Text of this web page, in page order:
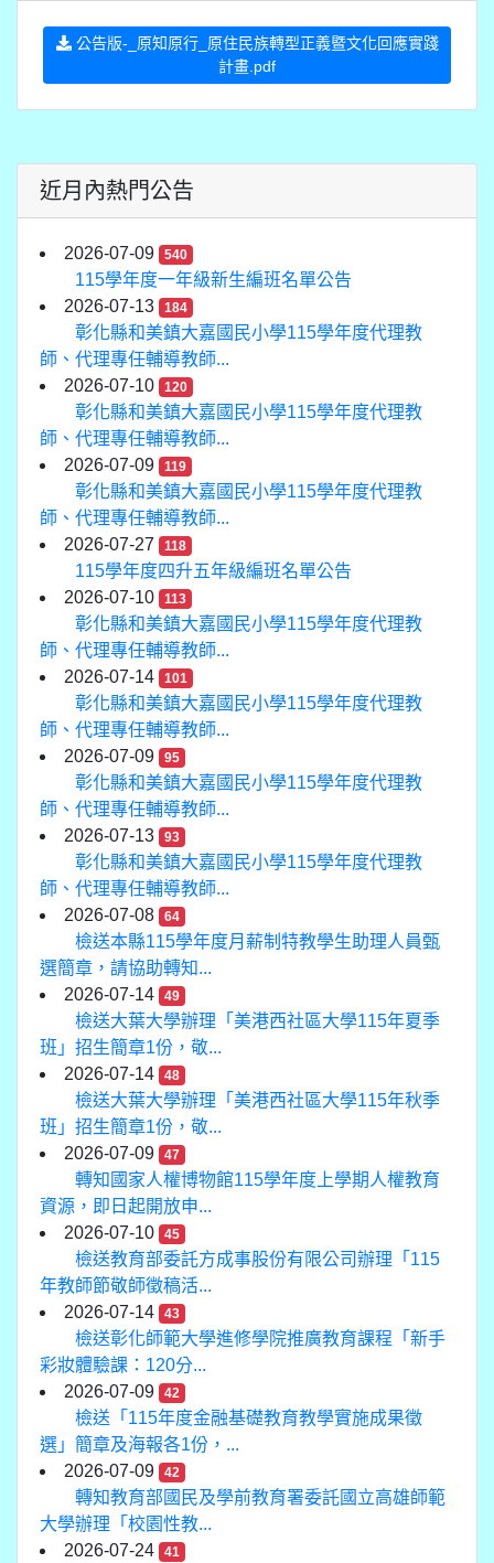
公告版-_原知原行_原住民族轉型正義暨文化回應實踐
計畫.pdf
近月內熱門公告
2026-07-09 540
115學年度一年級新生編班名單公告
2026-07-13
184
彰化縣和美鎮大嘉國民小學115學年度代理教
師、代理專任輔導教師...
2026-07-10
120
彰化縣和美鎮大嘉國民小學115學年度代理教
師、代理專任輔導教師...
2026-07-09
119
彰化縣和美鎮大嘉國民小學115學年度代理教
師、代理專任輔導教師...
2026-07-27
118
115學年度四升五年級編班名單公告
2026-07-10
113
彰化縣和美鎮大嘉國民小學115學年度代理教
師、代理專任輔導教師...
2026-07-14
101
彰化縣和美鎮大嘉國民小學115學年度代理教
師、代理專任輔導教師...
2026-07-09
95
彰化縣和美鎮大嘉國民小學115學年度代理教
師、代理專任輔導教師...
2026-07-13
93
彰化縣和美鎮大嘉國民小學115學年度代理教
師、代理專任輔導教師...
2026-07-08
64
檢送本縣115學年度月薪制特教學生助理人員甄
選簡章，請協助轉知...
2026-07-14
49
檢送大葉大學辦理「美港西社區大學115年夏季
班」招生簡章1份，敬...
2026-07-14
48
檢送大葉大學辦理「美港西社區大學115年秋季
班」招生簡章1份，敬...
2026-07-09
47
轉知國家人權博物館115學年度上學期人權教育
資源，即日起開放申...
2026-07-10
45
檢送教育部委託方成事股份有限公司辦理「115
年教師節敬師徵稿活...
2026-07-14
43
檢送彰化師範大學進修學院推廣教育課程「新手
彩妝體驗課：120分...
2026-07-09
42
檢送「115年度金融基礎教育教學實施成果徵
選」簡章及海報各1份，...
2026-07-09
42
轉知教育部國民及學前教育署委託國立高雄師範
大學辦理「校園性教...
2026-07-24
41